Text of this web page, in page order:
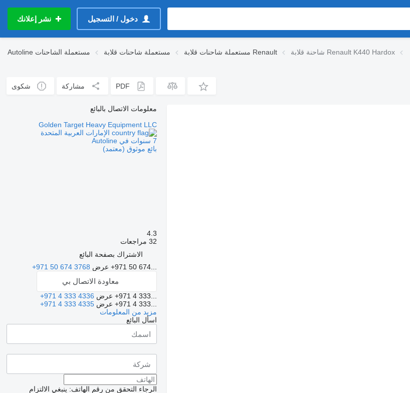
دخول / التسجيل نشر إعلانك
Autoline مستعملة الشاحنات مستعملة شاحنات قلابة مستعملة شاحنات قلابة Renault شاحنة قلابة Renault K440 Hardox
PDF مشاركة شكوى
معلومات الاتصال بالبائع
Golden Target Heavy Equipment LLC
الإمارات العربية المتحدة
7 سنوات في Autoline
بائع موثوق (معتمد)
4.3
32 مراجعات
الاشتراك بصفحة البائع
+971 50 674... عرض +971 50 674 3768
معاودة الاتصال بي
+971 4 333... عرض +971 4 333 4336
+971 4 333... عرض+971 4 333 4335
مزيد من المعلومات
اسأل البائع
الرجاء التحقق من رقم الهاتف: ينبغي الالتزام